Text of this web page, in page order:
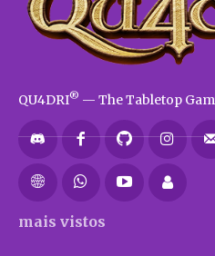
QU4DRI® — The Tabletop
mais vistos